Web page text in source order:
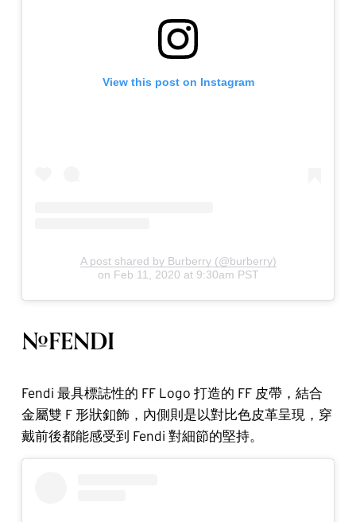
View this post on Instagram
A post shared by Burberry (@burberry)
on Feb 11, 2020 at 9:30am PST
#FENDI
Fendi 最具標誌性的 FF Logo 打造的 FF 皮帶，結合
金屬雙 F 形狀釦飾，內側則是以對比色皮革呈現，穿
戴前後都能感受到 Fendi 對細節的堅持。